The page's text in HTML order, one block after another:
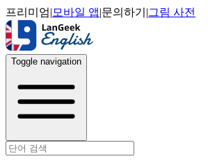
프리미엄| 모바일 앱|문의하기 |그림 사전
Toggle navigation